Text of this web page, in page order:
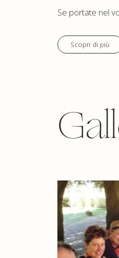
Se portate nel
Scopri di più